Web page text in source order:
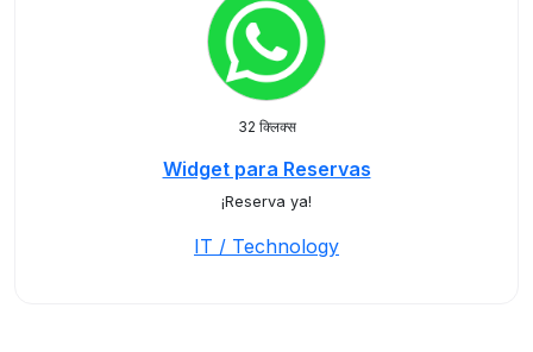
32 क्लिक्स
Widget para Reservas
¡Reserva ya!
IT / Technology